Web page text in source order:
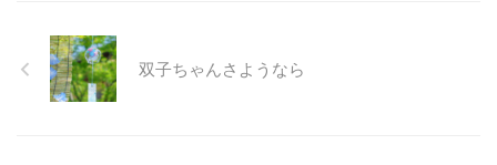
双子ちゃんさようなら